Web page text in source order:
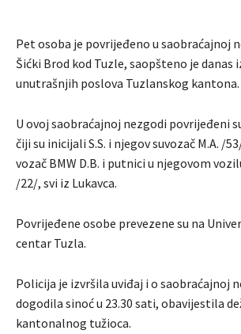
Pet osoba je povrijeđeno u saobraćajnoj
Šićki Brod kod Tuzle, saopšteno je danas
unutrašnjih poslova Tuzlanskog kantona.
U ovoj saobraćajnoj nezgodi povrijeđeni
čiji su inicijali S.S. i njegov suvozač M.A. /
vozač BMW D.B. i putnici u njegovom
/22/, svi iz Lukavca.
Povrijeđene osobe prevezene su na
centar Tuzla.
Policija je izvršila uviđaj i o saobraćajnoj
dogodila sinoć u 23.30 sati, obavijestila
kantonalnog tužioca.